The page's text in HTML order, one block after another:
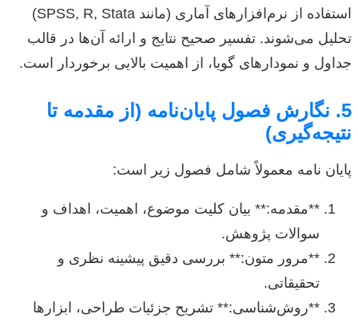
استفاده از نرم‌افزارهای آماری (مانند SPSS, R, Stata)
تحلیل می‌شوند. تفسیر صحیح نتایج و ارائه آن‌ها در قالب
جداول و نمودارهای گویا، از اهمیت بالایی برخوردار است.
5. نگارش فصول پایان‌نامه (از مقدمه تا
نتیجه‌گیری)
پایان نامه معمولاً شامل فصول زیر است:
**مقدمه:** بیان کلیت موضوع، اهمیت، اهداف و
سوالات پژوهش.
**مرور متون:** بررسی دقیق پیشینه نظری و
تحقیقاتی.
**روش‌شناسی:** تشریح جزئیات طراحی، ابزارها